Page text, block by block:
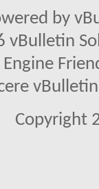
by
Engine
Copyright